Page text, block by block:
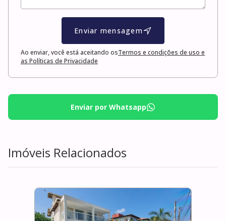
Enviar mensagem
Ao enviar, você está aceitando osTermos e condições de uso e
as Políticas de Privacidade
Enviar por Whatsapp
Imóveis Relacionados